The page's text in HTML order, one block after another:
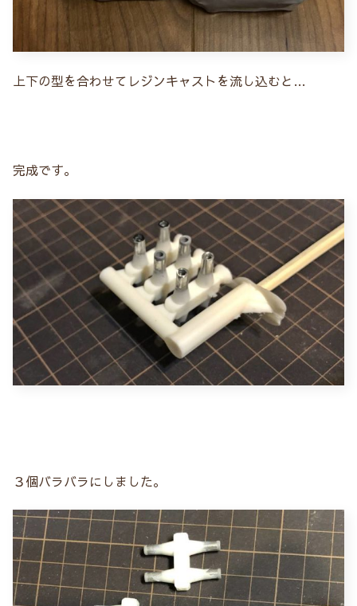
上下の型を合わせてレジンキャストを流し込むと…
完成です。
３個バラバラにしました。